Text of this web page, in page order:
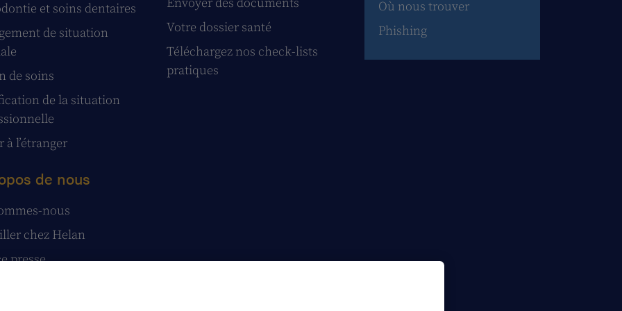
et soins dentaires
de situation
de soins
de la situation
à l’étranger
de nous
nous
chez Helan
presse
Votre dossier santé
Téléchargez nos check-lists
pratiques
Où nous trouver
Phishing